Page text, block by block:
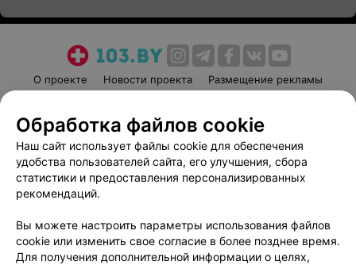
О проекте Новости проекта
Размещение рекламы
Пользовательское соглашение
Способы оплаты
Вакансии
Партнеры
Написать руководителю 103.by
Обработка персональных данных
Обработка файлов cookie
Наш сайт использует файлы cookie для обеспечения
удобства пользователей сайта, его улучшения, сбора
статистики и предоставления персонализированных
рекомендаций.
Вы можете настроить параметры использования файлов
cookie или изменить свое согласие в более позднее время.
Для получения дополнительной информации о целях,